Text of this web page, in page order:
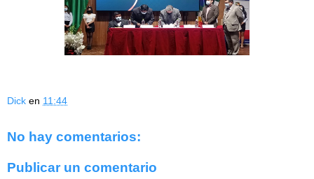
Dick en 11:44
No hay comentarios:
Publicar un comentario